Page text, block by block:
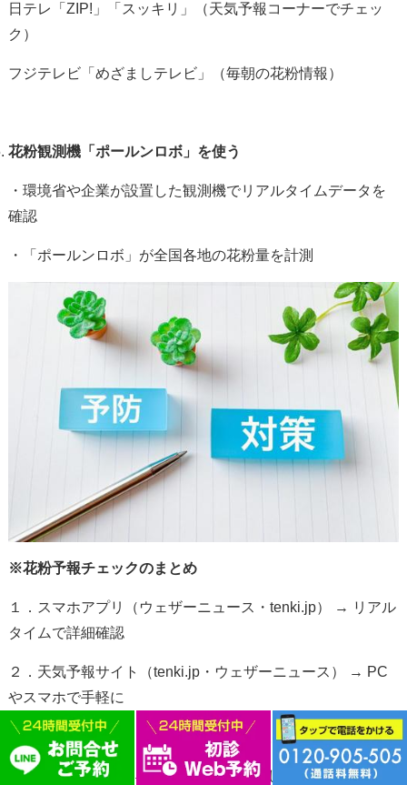
日テレ「 ZIP! 」「スッキリ」（天気予報コーナーでチェッ
ク）
フジテレビ「めざましテレビ」（毎朝の花粉情報）
花粉観測機「ポールンロボ」を使う
・環境省や企業が設置した観測機でリアルタイムデータを
確認
・「ポールンロボ」が全国各地の花粉量を計測
※花粉予報チェックのまとめ
１．スマホアプリ（ウェザーニュース・ tenki.jp） → リアル
タイムで詳細確認
２．天気予報サイト（tenki.jp・ウェザーニュース）
→ PC
やスマホで手軽に
３． Twitter（ X ） 実際の体験談や速報を確認
４． の天気予報 →毎朝の情報で対策しやすい